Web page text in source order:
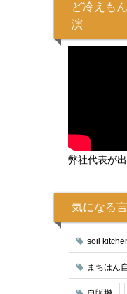
ど冷えも
演
弊社代表が
気になる
soil
まちはん